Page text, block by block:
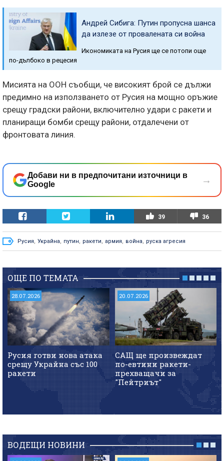
Андрей Сибига: Путин пропусна шанса
да излезе от провалената си война
Икономиката на Русия ще се потопи още
по-дълбоко в рецесия
Мисията на ООН съобщи, че високият брой се дължи
предимно на използването от Русия на мощно оръжие
срещу градски райони, включително удари с ракети и
планиращи бомби срещу райони, отдалечени от
фронтовата линия.
Добави ни в предпочитани източници в
Google
→
39 36
Русия, Украйна, путин, ракети, армия, война, руска агресия
ОЩЕ ПО ТЕМАТА
28.07.2026
Русия готви нова атака
срещу Украйна със 100
ракети
20.07.2026
САЩ ще произвеждат
по-евтини ракети-
прехващачи за
"Пейтриът"
ВОДЕЩИ НОВИНИ